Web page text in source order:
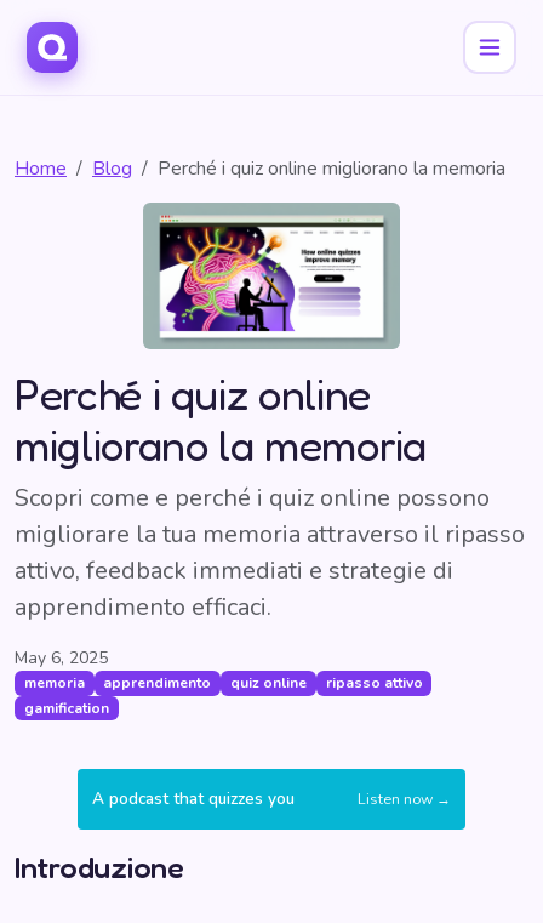
Home Blog Perché i quiz online migliorano la memoria
Perché i quiz online
migliorano la memoria
Scopri come e perché i quiz online possono
migliorare la tua memoria attraverso il ripasso
attivo, feedback immediati e strategie di
apprendimento efficaci.
May 6, 2025
memoria apprendimento quiz online
ripasso attivo
gamification
A podcast that quizzes you Listen now →
Introduzione